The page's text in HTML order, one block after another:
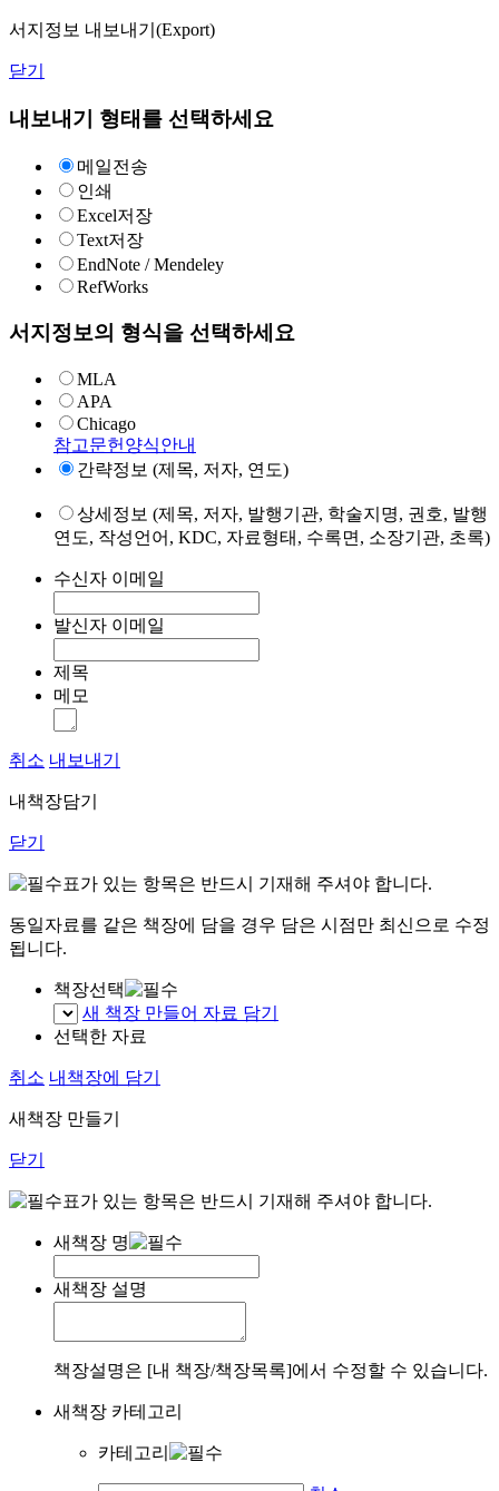
서지정보 내보내기(Export)
닫기
내보내기 형태를 선택하세요
메일전송
인쇄
Excel저장
Text저장
EndNote / Mendeley
RefWorks
서지정보의 형식을 선택하세요
MLA
APA
Chicago
참고문헌양식안내
간략정보 (제목, 저자, 연도)
상세정보 (제목, 저자, 발행기관, 학술지명, 권호, 발행
연도, 작성언어, KDC, 자료형태, 수록면, 소장기관, 초록)
수신자 이메일
발신자 이메일
제목
메모
취소 내보내기
내책장담기
닫기
표가 있는 항목은 반드시 기재해 주셔야 합니다.
동일자료를 같은 책장에 담을 경우 담은 시점만 최신으로 수정
됩니다.
책장선택
새 책장 만들어 자료 담기
선택한 자료
취소 내책장에 담기
새책장 만들기
닫기
표가 있는 항목은 반드시 기재해 주셔야 합니다.
새책장 명
새책장 설명
책장설명은 [내 책장/책장목록]에서 수정할 수 있습니다.
새책장 카테고리
카테고리